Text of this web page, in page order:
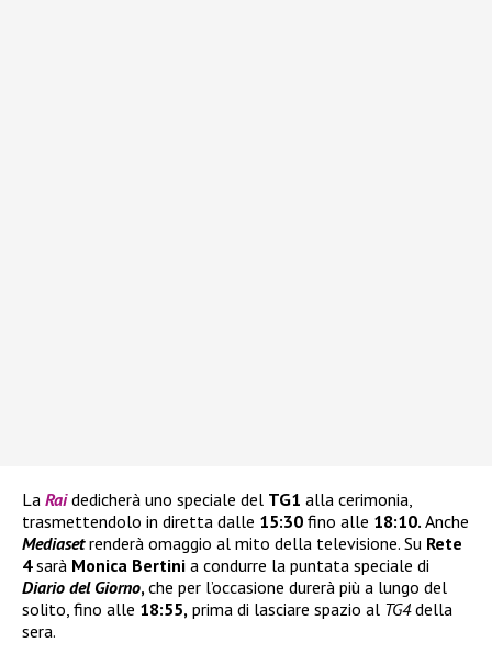
La Raidedicherà uno speciale del TG1 alla cerimonia,
trasmettendolo in diretta dalle 15:30 fino alle 18:10. Anche
Mediasetrenderà omaggio al mito della televisione. Su Rete
4sarà Monica Bertini a condurre la puntata speciale di
Diario del Giorno,che per l’occasione durerà più a lungo del
solito, fino alle 18:55, prima di lasciare spazio al TG4della
sera.